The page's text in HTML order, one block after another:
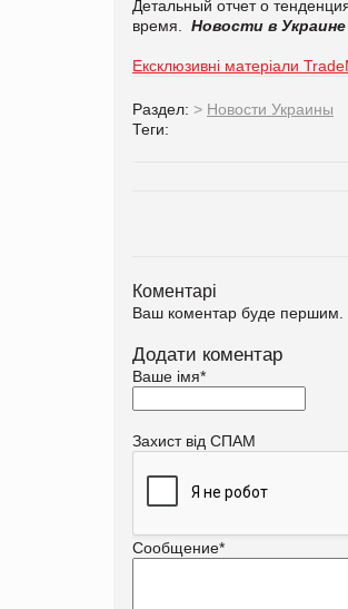
Детальный отчет о
время. Новости в Украине
Ексклюзивні матеріали
Раздел: > Новости Украины
Теги:
Коментарі
Ваш коментар буде першим.
Додати коментар
Ваше імя*
Захист від СПАМ
Сообщение*